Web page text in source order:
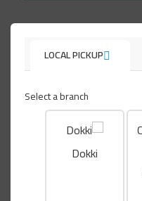
LOCAL PICKUP
Select a branch
Dokki